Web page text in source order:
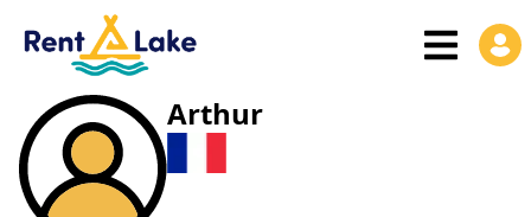
Arthur